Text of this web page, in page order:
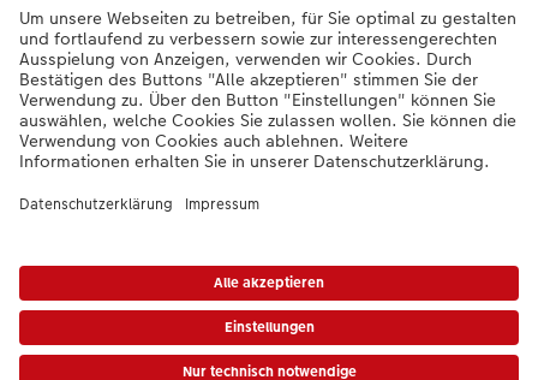
Mehr zum CEWE Fotoservice
Mo. bis Sa.: 8:00 – 20:00 Uhr und So.: 10:00 – 18:00
Uhr
* Die UVP gelten inkl. MwSt. zzgl. Versandkosten (ggf. auch bei Filialabholung) gem.